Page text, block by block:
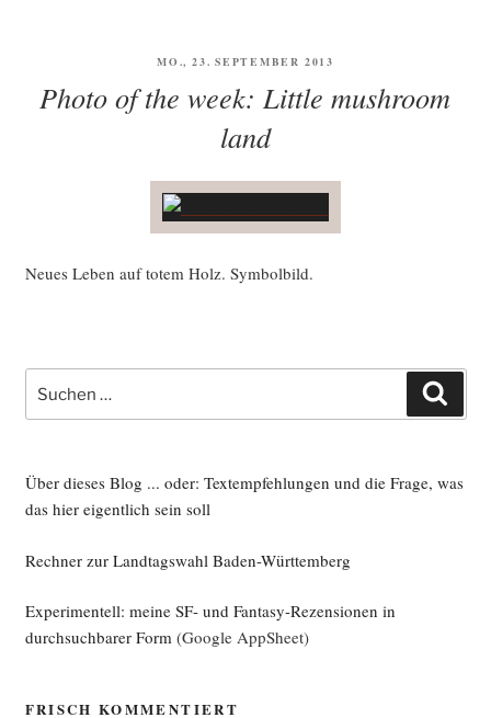
VERÖFFENTLICHT
MO., 23. SEPTEMBER 2013
Photo of the week: Little mushroom
land
Neu­es Leben auf totem Holz. Symbolbild.
nach:
Über dieses Blog ... oder: Textempfehlungen und die Frage, was
das hier eigentlich sein soll
Rechner zur Landtagswahl Baden-Württemberg
Experimentell: meine SF- und Fantasy-Rezensionen in
durchsuchbarer Form(Google AppSheet)
FRISCH KOMMENTIERT